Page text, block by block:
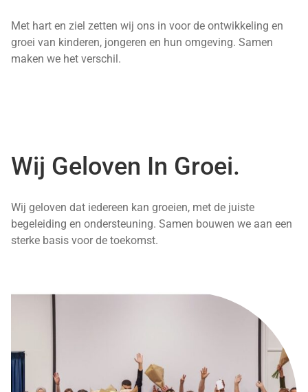
Met hart en ziel zetten wij ons in voor de ontwikkeling en
groei van kinderen, jongeren en hun omgeving. Samen
maken we het verschil.
Wij Geloven In Groei.
Wij geloven dat iedereen kan groeien, met de juiste
begeleiding en ondersteuning. Samen bouwen we aan een
sterke basis voor de toekomst.